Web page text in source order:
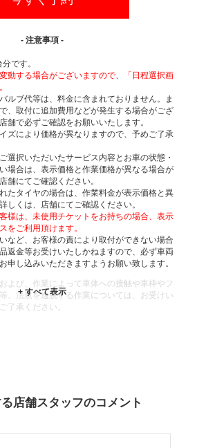
- 注意事項 -
です。
動する場合がございますので、「日程選択画
ルブ代等は、料金に含まれておりません。ま
、取付に追加費用などが発生する場合がござ
舗で必ずご確認をお願いいたします。
ズにより価格が異なりますので、予めご了承
選択いただいたサービス内容とお車の状態・
場合は、表示価格と作業価格が異なる場合が
舗にてご確認ください。
たタイヤの場合は、作業料金が表示価格と異
しくは、店舗にてご確認ください。
様は、未使用チケットをお持ちの場合、表示
をご利用頂けます。
など、お客様の責により取付ができない場合
返金等お受けいたしかねますので、必ず車両
申し込みいただきますようお願い致します。
よび、作業によって車体への接触や車枠やフ
、法規を逸脱する作業については、お受けい
了承ください。
店舗スタッフのコメント